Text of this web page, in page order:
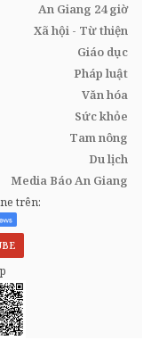
An Giang 24 giờ
Xã hội - Từ thiện
Giáo dục
Pháp luật
Văn hóa
Sức khỏe
Tam nông
Du lịch
Media Báo An Giang
trên: